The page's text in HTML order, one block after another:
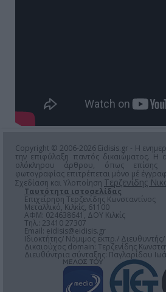
Copyright © 2006-2026 Eidisis.gr - Η
την επιφύλαξη παντός δικαιώματος. Η
ολόκληρου άρθρου, όπως επίσης
φωτογραφίας επιτρέπεται μόνο μέ
Σχεδίαση και Υλοποίηση Τερζενίδης
Ταυτότητα ιστοσελίδας
Επιχείρηση Τερζενίδης Κωνσταντίνος
Μεταλλικό, Κιλκίς, 61100
ΑΦΜ: 024638641, ΔΟΥ Κιλκίς
Τηλ.: 23410 27307
Email: eidisis@eidisis.gr
Ιδιοκτήτης/ Νόμιμος εκπρ./
Δικαιούχος domain: Τερζενίδης
Διευθύντρια σύνταξης: Παγλαρίδου